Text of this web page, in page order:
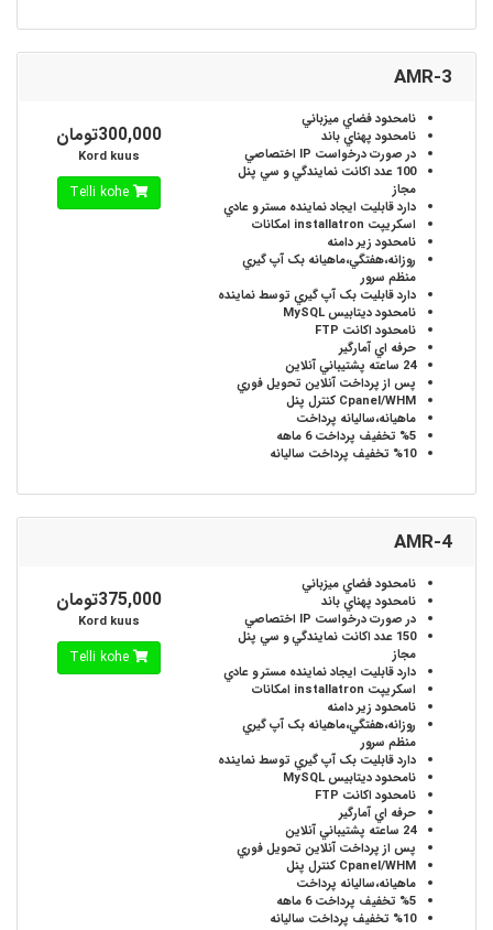
AMR-3
نامحدودفضاي ميزباني
نامحدود پهناي باند
در صورت درخواست
100 عدد
اکانت نمايندگي و سي پنل
مجاز
داردقابليت ايجاد نماينده مستر و عادي
اسکريپت installatron
امکانات
نامحدود زير دامنه
روزانه،هفتگي،ماهيانه بک آپ گيري
منظم سرور
داردقابليت بک آپ گيري توسط نماينده
نامحدودديتابيس MySQL
نامحدود اکانت FTP
حرفه ايآمارگير
24 ساعته
پشتيباني آنلاين
پس از پرداخت آنلاين تحويل فوري
Cpanel/WHM کنترل پنل
ماهيانه،ساليانه پرداخت
%5 تخفيف پرداخت 6 ماهه
%10 تخفيف پرداخت ساليانه
300,000تومان
Kord kuus
Telli kohe
AMR-4
نامحدودفضاي ميزباني
نامحدود پهناي باند
در صورت درخواست
150 عدد
اکانت نمايندگي و سي پنل
مجاز
داردقابليت ايجاد نماينده مستر و عادي
اسکريپت installatron
امکانات
نامحدود زير دامنه
روزانه،هفتگي،ماهيانه بک آپ گيري
منظم سرور
داردقابليت بک آپ گيري توسط نماينده
نامحدودديتابيس MySQL
نامحدود اکانت FTP
حرفه ايآمارگير
24 ساعته
پشتيباني آنلاين
پس از پرداخت آنلاين تحويل فوري
Cpanel/WHM کنترل پنل
ماهيانه،ساليانه پرداخت
%5 تخفيف پرداخت 6 ماهه
%10 تخفيف پرداخت ساليانه
375,000تومان
Kord kuus
Telli kohe